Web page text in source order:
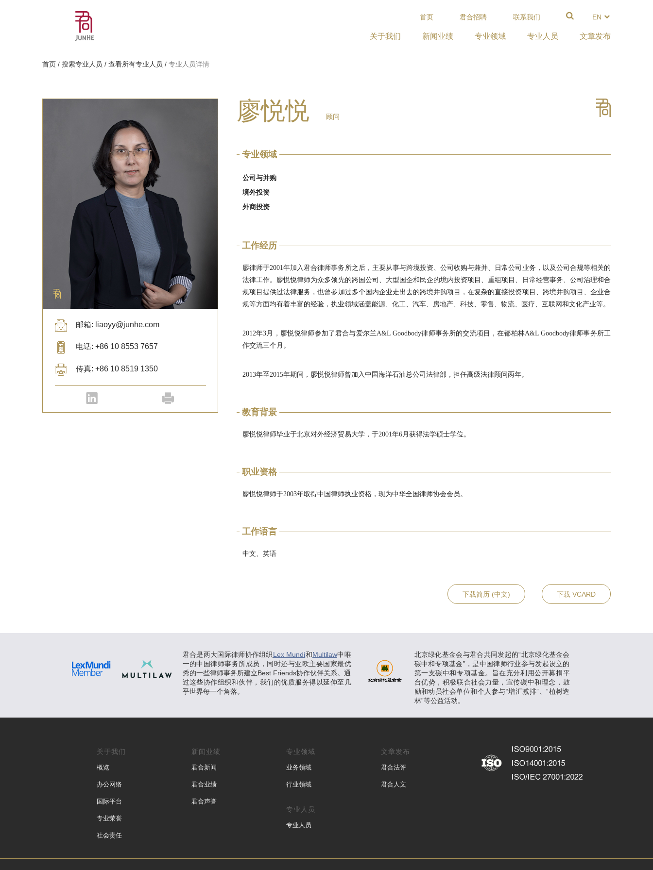
EN
首页 君合招聘 联系我们
关于我们 新闻业绩 专业领域 专业人员 文章发布
首页 / 搜索专业人员 / 查看所有专业人员 / 专业人员详情
邮箱: liaoyy@junhe.com
电话: +86 10 8553 7657
传真: +86 10 8519 1350
廖悦悦 顾问
专业领域
公司与并购
境外投资
外商投资
工作经历
廖律师于2001年加入君合律师事务所之后，主要从事与跨境投资、公司收购与兼并、日常公司业务，以及公司合规等相关的
法律工作。廖悦悦律师为众多领先的跨国公司、大型国企和民企的境内投资项目、重组项目、日常经营事务、公司治理和合
规项目提供过法律服务，也曾参加过多个国内企业走出去的跨境并购项目，在复杂的直接投资项目、跨境并购项目、企业合
规等方面均有着丰富的经验，执业领域涵盖能源、化工、汽车、房地产、科技、零售、物流、医疗、互联网和文化产业等。
2012年3月，廖悦悦律师参加了君合与爱尔兰A&L Goodbody律师事务所的交流项目，在都柏林A&L Goodbody律师事务所工
作交流三个月。
2013年至2015年期间，廖悦悦律师曾加入中国海洋石油总公司法律部，担任高级法律顾问两年。
教育背景
廖悦悦律师毕业于北京对外经济贸易大学，于2001年6月获得法学硕士学位。
职业资格
廖悦悦律师于2003年取得中国律师执业资格，现为中华全国律师协会会员。
工作语言
中文、英语
下载简历 (中文) 下载 VCARD
君合是两大国际律师协作组织Lex Mundi和Multilaw中唯
一的中国律师事务所成员，同时还与亚欧主要国家最优
秀的一些律师事务所建立Best Friends协作伙伴关系。通
过这些协作组织和伙伴，我们的优质服务得以延伸至几
乎世界每一个角落。
北京绿化基金会与君合共同发起的“北京绿化基金会
碳中和专项基金”，是中国律师行业参与发起设立的
第一支碳中和专项基金。旨在充分利用公开募捐平
台优势，积极联合社会力量，宣传碳中和理念，鼓
励和动员社会单位和个人参与“增汇减排”、“植树造
林”等公益活动。
关于我们
概览
办公网络
国际平台
专业荣誉
社会责任
新闻业绩
君合新闻
君合业绩
君合声誉
专业领域
业务领域
行业领域
专业人员
专业人员
文章发布
君合法评
君合人文